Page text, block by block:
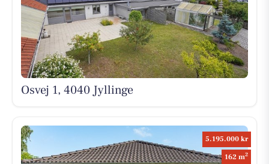
Osvej 1, 4040 Jyllinge
5.195.000 kr
162 m2